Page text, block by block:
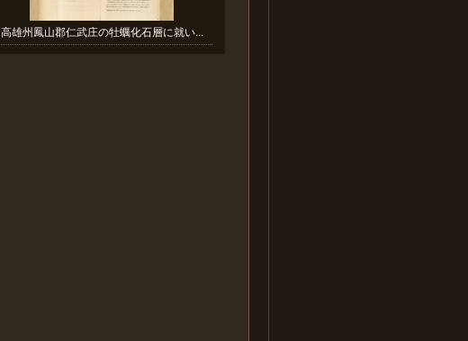
高雄州鳳山郡仁武庄の牡蠣化石層に就い...